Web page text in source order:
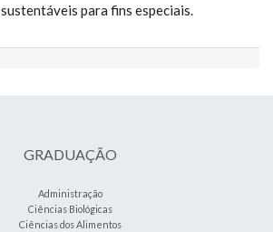
sustentáveis para fins especiais.
GRADUAÇÃO
Administração
Ciências Biológicas
Ciências dos Alimentos